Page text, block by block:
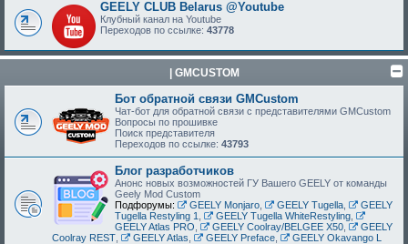
GEELY CLUB Belarus @Youtube
Клубный канал на Youtube
Переходов по ссылке: 43778
| GMCUSTOM
Бот обратной связи GMCustom
Чат-бот для обратной связи с представителями GMCustom
Вопросы по прошивке
Поиск представителя
Переходов по ссылке: 43793
Блог разработчиков
Анонс новых возможностей ГУ Вашего GEELY от команды
Geely Mod Custom
Подфорумы:
GEELY Monjaro, GEELY Tugella,
GEELY
Tugella Restyling 1
GEELY Tugella WhiteRestyling,
GEELY Atlas PRO
GEELY Coolray/BELGEE X50,
GEELY
Coolray REST
GEELY Atlas GEELY Preface, GEELY Okavango L